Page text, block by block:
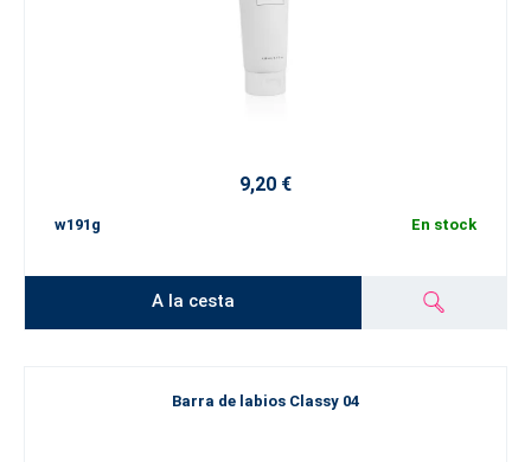
9,20 €
w191g En stock
A la cesta
Barra de labios Classy 04